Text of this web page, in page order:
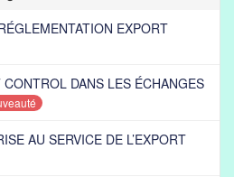
EXPORT
CONTROL DANS LES ÉCHANGES
AU SERVICE DE L’EXPORT